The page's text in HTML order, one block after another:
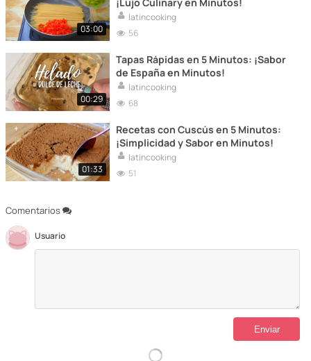
Comentarios
Usuario
03:00
latincooking
56
00:29
Tapas Rápidas en 5 Minutos: ¡Sabor
de España en Minutos!
latincooking
68
01:33
Recetas con Cuscús en 5 Minutos:
¡Simplicidad y Sabor en Minutos!
latincooking
51